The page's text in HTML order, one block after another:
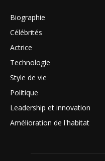
Biographie
Célébrités
Actrice
Technologie
Style de vie
Politique
Leadership et innovation
Amélioration de l'habitat